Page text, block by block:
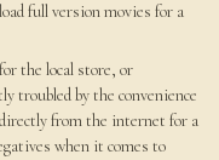
full version movies for a
the local store, or
troubled by the convenience
from the internet for a
when it comes to